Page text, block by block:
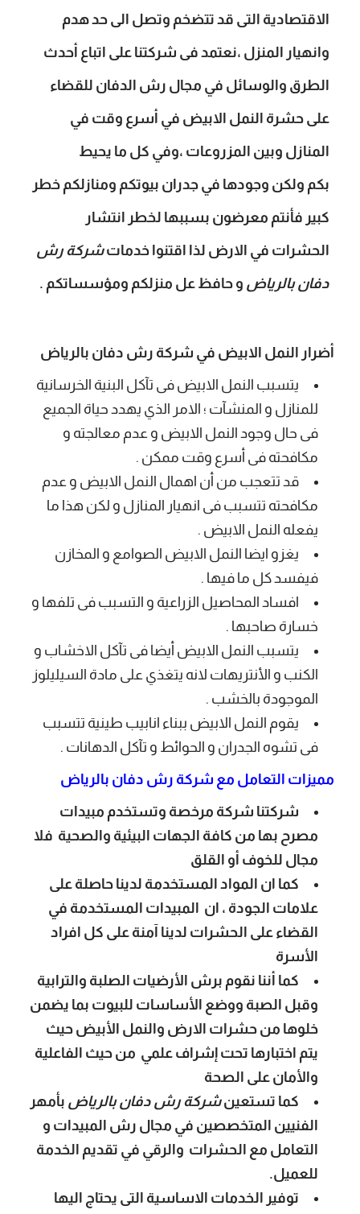
الاقتصادية التى قد تتضخم وتصل الى حد هدم
وانهيار المنزل ،نعتمد فى شركتنا على اتباع أحدث
الطرق والوسائل في مجال رش الدفان للقضاء
على حشرة النمل الابيض في أسرع وقت في
المنازل وبين المزروعات ،وفي كل ما يحيط
بكم ولكن وجودها في جدران بيوتكم ومنازلكم خطر
كبير فأنتم معرضون بسببها لخطر انتشار
الحشرات في الارض لذا اقتنوا خدماتشركة رش
دفان بالرياض و حافظ عل منزلكم ومؤسساتكم .
أضرار النمل الابيض في شركة رش دفان بالرياض
يتسبب النمل الابيض فى تآكل البنية الخرسانية
للمنازل و المنشآت ؛ الامر الذي يهدد حياة الجميع
فى حال وجود النمل الابيض و عدم معالجته و
مكافحته فى أسرع وقت ممكن .
قد تتعجب من أن اهمال النمل الابيض و عدم
مكافحته تتسبب فى انهيار المنازل و لكن هذا ما
يفعله النمل الابيض .
يغزو ايضا النمل الابيض الصوامع و المخازن
فيفسد كل ما فيها .
افساد المحاصيل الزراعية و التسبب فى تلفها و
خسارة صاحبها .
يتسبب النمل الابيض أيضا فى تآكل الاخشاب و
الكنب و الأنتريهات لانه يتغذي على مادة السيليلوز
الموجودة بالخشب .
يقوم النمل الابيض ببناء انابيب طينية تتسبب
فى تشوه الجدران و الحوائط و تآكل الدهانات .
مميزات التعامل مع شركة رش دفان بالرياض
شركتنا شركة مرخصة وتستخدم مبيدات
مصرح بها من كافة الجهات البيئية والصحية فلا
مجال للخوف أو القلق
كما ان المواد المستخدمة لدينا حاصلة على
علامات الجودة ، ان المبيدات المستخدمة في
القضاء على الحشرات لدينا آمنة على كل افراد
الأسرة
كما أننا نقوم برش الأرضيات الصلبة والترابية
وقبل الصبة ووضع الأساسات للبيوت بما يضمن
خلوها من حشرات الارض والنمل الأبيض حيث
يتم اختبارها تحت إشراف علمي من حيث الفاعلية
والأمان على الصحة
كما تستعينشركة رش دفان بالرياض بأمهر
الفنيين المتخصصين في مجال رش المبيدات و
التعامل مع الحشرات والرقي في تقديم الخدمة
للعميل.
توفير الخدمات الاساسية التى يحتاج اليها